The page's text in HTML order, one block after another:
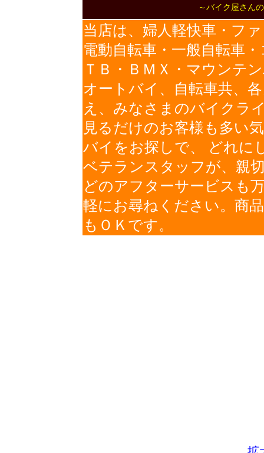
～バイク屋さん
当店は、婦人軽快車・フ
電動自転車・一般自転車
ＴＢ・ＢＭＸ・マウンテ
オートバイ、自転車共、
え、みなさまのバイクラ
見るだけのお客様も多い
バイをお探しで、 どれに
ベテランスタッフが、親
どのアフターサービスも
軽にお尋ねください。商
もＯＫです。